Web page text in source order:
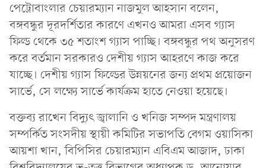
পেট্রোবাংলার চেয়ারম্যান নাজমুল আহসান বলেন,
বঙ্গবন্ধুর দূরদর্শিতার কারণে এখনও আমরা এসব গ্যাস
ফিল্ড থেকে ৩৫ শতাংশ গ্যাস পাচ্ছি। বঙ্গবন্ধুর পথ অনুসরণ
করে বর্তমান সরকারও দেশীয় গ্যাস আহরণে কাজ করে
যাচ্ছে। দেশীয় গ্যাস ফিল্ডের উন্নয়নের জন্য প্রথম প্রয়োজন
সার্ভে, সে লক্ষ্যে সার্ভে কার্যক্রম হাতে নেওয়া হয়েছে।
বক্তব্য রাখেন বিদ্যুৎ জ্বালানি ও খনিজ সম্পদ মন্ত্রণালয়
সম্পর্কিত সংসদীয় স্থায়ী কমিটির সভাপতি বেগম ওয়াসিকা
আয়শা খান, বিপিসির চেয়ারম্যান এবিএম আজাদ, ঢাকা